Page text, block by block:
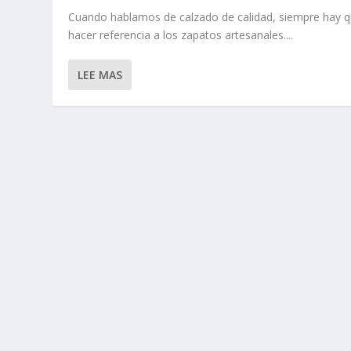
Cuando hablamos de calzado de calidad, siempre hay
hacer referencia a los zapatos artesanales....
LEE MAS